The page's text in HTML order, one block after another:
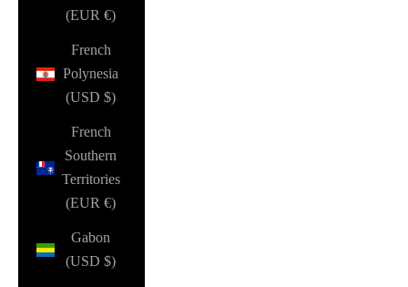
(EUR €)
French
Polynesia
(USD $)
French
Southern
Territories
(EUR €)
Gabon
(USD $)